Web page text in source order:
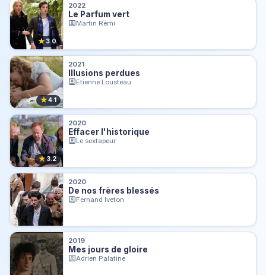
★ 3.0
2022
Le Parfum vert
Martin Rémi
★4.1
2021
Illusions perdues
Etienne Lousteau
★3.2
2020
Effacer l'historique
Le sextapeur
2020
De nos frères blessés
Fernand Iveton
2019
Mes jours de gloire
Adrien Palatine